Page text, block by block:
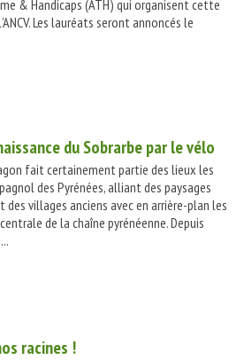
& Handicaps (ATH) qui organisent cette
Les lauréats seront annoncés le
du Sobrarbe par le vélo
fait certainement partie des lieux les
des Pyrénées, alliant des paysages
villages anciens avec en arrière-plan les
de la chaîne pyrénéenne. Depuis
racines !